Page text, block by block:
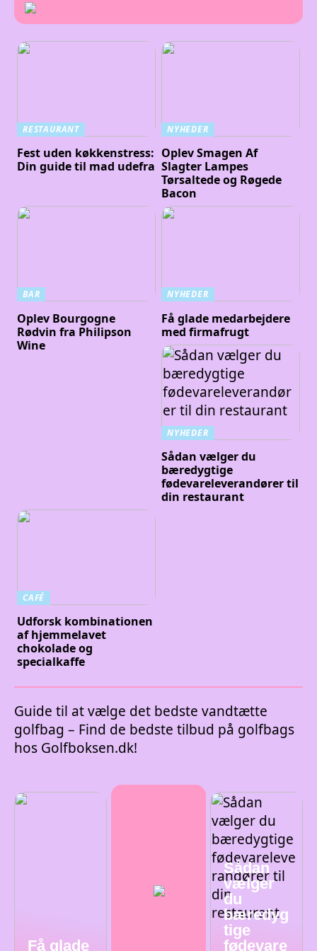
RESTAURANT
Fest uden køkkenstress:
Din guide til mad udefra
NYHEDER
Oplev Smagen Af
Slagter Lampes
Tørsaltede og Røgede
Bacon
BAR
Oplev Bourgogne
Rødvin fra Philipson
Wine
NYHEDER
Få glade medarbejdere
med firmafrugt
NYHEDER
Sådan vælger du
bæredygtige
fødevareleverandører til
din restaurant
CAFÉ
Udforsk kombinationen
af hjemmelavet
chokolade og
specialkaffe
Guide til at vælge det bedste vandtætte
golfbag – Find de bedste tilbud på golfbags
hos Golfboksen.dk!
Få glade
Sådan
vælger
du
bæredyg
tige
fødevare